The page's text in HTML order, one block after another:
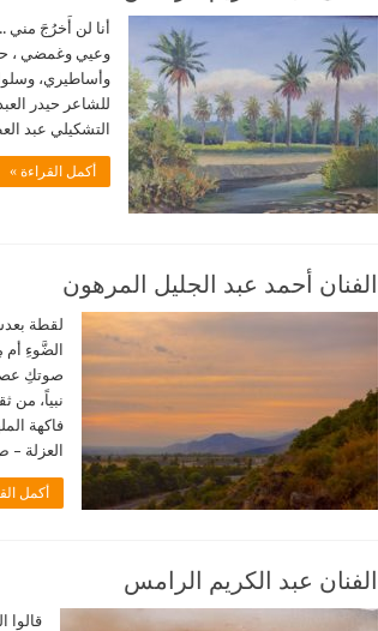
أنا لن أَخرُجَ مني
وعيي وغمضي ،
وأساطيري،
للشاعر حيدر
التشكيلي عبد
أكمل القراءة »
الفنان أحمد عبد الجليل المرهون
لقطة
الضَّوءِ
صوتكِ
نبياً،
فاكهة
العزلة – ص
أكمل
الفنان عبد الكريم الرامس
قالوا